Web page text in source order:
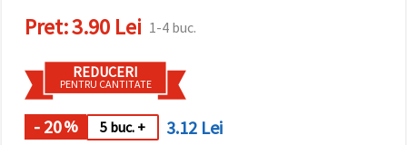
clic pe
"acceptati
indicați
preferințele
selectând
un tip de
Pret:3.90 Lei 1-4 buc.
REDUCERI
PENTRU CANTITATE
- 20% 5 buc. + 3.12 Lei